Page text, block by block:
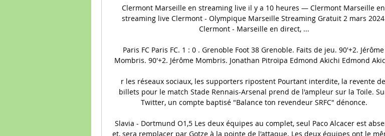
Clermont Marseille en streaming live il y a 10 heures — Clermont Marseille en streaming live Clermont - Olympique Marseille Streaming Gratuit 2 mars 2024 Clermont - Marseille en direct, ...

Paris FC Paris FC. 1 : 0 . Grenoble Foot 38 Grenoble. Faits de jeu. 90'+2. Jérôme Mombris. 90'+2. Jérôme Mombris. Jonathan Pitroïpa Edmond Akichi Edmond Akichi.

r les réseaux sociaux, les supporters ripostent Pourtant interdite, la revente de billets pour le match Stade Rennais-Arsenal prend de l'ampleur sur la Toile. Sur Twitter, un compte baptisé "Balance ton revendeur SRFC" dénonce.

Slavia - Dortmund O1,5 Les deux équipes au complet, seul Paco Alcacer est absent et, sera remplacer par Gotze à la pointe de l'attaque. Les deux équipes ont le même profil de jeu, et devront bonifier leurs matchs nuls honorables, respectivement 1-1 à l'Inter et, 0-0 face au Barça, avant les doubles confrontations face au Barça pour le Slavia Prague et, face à l'Inter pour le Borussia.

Botte moto enfant cross alpinestar - la meilleure sélection de sites marchands du Web. Comparez les produits et faîtes votre choix facilement avec Webmarchand ! - Publicité

Suivez l'équipe de Chambray Touraine Handball - Féminines sur Direct Score ! Retrouvez les résultats et calendriers de ses équipes pour toute la saison.

De retour en Alsace un an après son dernier passage pour assister à la réception du Havre par le Racing, le chroniqueur Pierre Ménès s'est livré sur son amour du Racing, de Strasbourg et la.

Philippines - St. Benilde Blazers Students - Résultats et calendriers - Soccerway. Bahasa - Indonesia; Chinese (simplified) Deutsch; English - Australia; English - Canada; English - Ghana; English - International; English - Ireland; English - Kenya; English - Malaysia; English - Nigeria; English - Nordics;

Bienvenue sur Savoie en scènes !. A partir de 5 ans Ce spectacle représente la sensation d'écartèlement entre le naturel et l’humain, entre destruction et construction, fascination et dégoût. Ça parle de cycles, de tourner en rond, d'évolution, de la mer et de la terre, des équilibres précairs, et …

Commissariat à l'Énergie Atomique et aux Énergies Alternatives Acteur majeur de la recherche, du développement et de l'innovation, le CEA intervient dans quatre grands domaines : énergies bas carbone, défense et sécurité, technologies pour l’information …

République du Congo. 1. Taille de l'effectif: 30 . Âge moyen: 25,2 . Joueurs évoluant à l’étranger: 21 70,0 %. Confédération: CAF. Classement FIFA: Classement 92 . Afrika Cup Quali . 19,03 mio. € Valeur totale + République du Congo République du Congo U23.

Clermont - Marseille : sur quelle chaîne et à quelle heure il y a 13 heures — Diffusion Clermont - Marseille : sur quelle chaîne TV voir le match en direct ? Streaming · Télévision · Shopping · Shopping Football. gauche

le fenerbahÇe encore battu, youssoupha fall Énorme au rebond, le cska moscou perd clyburn Crédit photo : EuroLeague Youssoupha Fall a signé son match référence en EuroLeague vendredi soir lors de la victoire de Vitoria contre l'Olympiakos.

Clermont - OM : Sur quelle chaîne regarder le match en direct il y a 1 heure — Ce samedi soir, Clermont tentera de quitter la dernière place de la Ligue 1 face à une formation de l'OM qui va mieux, ...

De Clermont, en ne réduisant la distance que d'un tiers, ce n'est plus qu'une formalité. Plus généralement, j'ai gagné 15 000 kilomètres de voiture chaque année. En ne calculant que le temps passé, ça équivaut à un mois de temps de travail (théorique !) que je ne gaspille plus derrière mon volant.

Taro Daniel – Jo-Wilfried Tsonga. Rafael Nadal a dû déclarer forfait pour Brisbane en raison d’une blessure à la cuisse gauche (décidément, c’est un début de saison compliqué pour l’Espagnol).

Olympique Marseille vs Clermont stream and TV listings Olympique Marseille - Clermont - février 20, 2022 - Streaming en direct et Programmes Télé, Résultats en direct, Infos et Vidéos :: Live Soccer TV.

Clermont (CF63) / Marseille (OM) (TV/Streaming) Sur quelles il y a 1 jour — Cette affiche est à suivre également en direct sur la chaîne DAZN via l'application DAZN disponible sur les TV connectées comme Amazon Fire ...

Pronostics gagnants par StephPronos est un site dédié à tous les amateurs et passionnés de paris sportifs et de football. Je vous fais part de mes analyses et pronostics sur différents matchs de football, qu'il s'agisse de la ligue 1, ligue 2, championnats d'Espagne, Angleterre, Allemagne ou Italie.

Plus de 11 000 offres d’emploi en intérim, travail temporaire, cdi, cdd sont disponibles sur Manpower.fr et l’application mobile. Besoin de recruter rapidement ? 1 million de …

Avec 1 but marqué lors de chacune des deux parties de la rencontre, le club du président Franck Happi a maîtrisé son sujet de bout en bout. Un peu comme Yong Sport qui tourne la page de la défaite concédée contre Apejes de Mfou (1-0), grâce à son succès 2-0 contre Feutcheu FC. Résultats complets de la 4 e journée Elite One

Au Chambéry Savoie Mont Blanc Handball, Alex Costoya est prêt pour la reprise de la Starligue . Mardi 5 novembre 2019 à 17:32 - Par Christophe Van Veen, France Bleu Pays de Savoie. A quelques.

Les meilleures promos de Billets de Train SNCF et TGV pour votre voyage Dijon-Lens . Voyagez différent, voyagez en train. Découvrez nos meilleurs tarifs de train SNCF: voyages en TGV, grande vitesse, Thalis, Eurostar et longue distance.

Fil de discussion: emoticon sochaux qui l'a demandé!!!!! (Lu 6546 fois) 0 Membres et 1 Invité sur ce fil de discussion. agentcarotte. Artisan Pizzaiolo Opinion des membres 4 Hors ligne Sexe:.

Football | Clermont - Marseille : Chaîne, streaming, où voir il y a 16 heures — Football | Clermont – Marseille : Chaîne, streaming, où voir le match Clermont / OM et à quelle heure ? TV – Football : DAZN diffusera deux ...

La lente dégringolade de l’Olympique de Marseille, 10e de Ligue 1, se poursuivra-t-elle dans le silence glacial d’un deuxième match à huis clos cette saison, ce mardi contre Bordeaux (19h) ?

Dans les environs de la rue rue Eli Manel Fall nous avons trouvé 114 résultats pour la catégorie Technologie & TV. Les 30 résultats les plus proches de la rue somment.

RAPH FOOTBALL ... tv, ligue 1 2024, ligue 1 aujourd'hui, ligue 1 live stream, Rejoignez cette chaîne pour ⚪CLERMONT - MARSEILLE LIVE /  ALLEZ L'OM /  REMONTADA OLYMPIENNE ?

Eliteserien Kvinner - Suivez en live la rencontre de Handball opposant Molde HK Elite (F) et Gjerpen HK Skien (F). Ce match se déroule le 10 novembre 2018 et débute à 18:00. Eurosport propose pour cette rencontre un suivi en direct permettant de connaître l'évolution du score et les actions

Trouvez rapidement des vols pas chers pour l'itinéraire Cameroun – Nigeria avec Vol Direct. Si vous organisez un voyage et que l'une de vos priorités est d'économiser en réservant des vols pas chers, Vol Direct vous aide en vous montrant les prix des billets et en les ordonnant selon vos préférences.

Faire du camping en Italie est une fête. D'abord et bien évidemment vous y jouirez d’ un climat fantastique. La partie méridionale de l'Italie est connue dans le monde entier comme "Il Mezzogiorno" le pays du soleil du midi. En outre, chaque camping en Italie est différent à cause de la grande diversité des paysages. Les villes toscanes.

Explications: LIVESCORE.in fournit un service de résultats en direct pour France et d'autres compétitions majeures de hockey. Restez informé de tous les derniers résultats de hockey en France en utilisant le service de résultats en direct de LIVESCORE.in et suivez le score actuel, les noms des buteurs, les résultats après chaque période.

Les informations ci-dessus vous permet de consulter les données (commentaires, buts, scores) du match Molde / Tromsø. Vous pouvez intérargir sur ce match de football en déposant vos propres commentaires. Le coup d'envoi de ce match de foot entre Molde FK et Tromsø IL sera donné à 15h30 (13 mars 2016).

OM En Direct Streaming Gratuit Ligue 1 TV 03 mars 2024 il y a 39 minutes — On vous dit tout sur cette affiche de Ligue 1 Uber Eats, notamment sur quelle chaîne et à quelle heure voir Clermont - Marseille en direct ce ...

CEntre de Recherche et de Formation en Eco-éthologie (CERFE) Diffusion; Le site se développe... patience, cette page sera bientôt disponible.

Expatriation: Les galères à affronter quand vous décidez de revenir vivre en France Voyage voyage Pas facile de comprendre toutes les subtilités de la France quand on a vécu longtemps à l.

LePoint.fr - 11 octobre 2019 à 13:56 Diffusé sur TF1 juste après Islande-France, un documentaire, réalisé par Nagui, tente de percer la vie de l'homme le plus important du football français.

Clermont OM en streaming Streaming, compos, chaine de diffus il y a 11 heures — Clermont OM en streaming Streaming, compos, chaine de diffusion : tout sur Clermont 2 mars 2024 Libre 17 déc.

En plein air ou indoor, trouvez l’activité sportive à votre goût et découvrez les clubs locaux et sports insolites de Bordeaux et son agglomération.

Clermont – OM : à quelle heure et sur quelle chaîne suivre il y a 12 heures — La vingt-quatrième journée de Ligue 1 Uber Eats réunit Clermont et Marseille. Lanterne rouge, l'équipe de Clermont Foot n'a pas d'autre ...

Carolina M. Alves vs. Martina Caregaro - Santa Margherita Di Pula - comparaison. MATCH. Carolina M. Alves: Martina Caregaro: STATISTIQUES DU MATCH. Carolina M. Alves. 0 : 2 . Martina Caregaro. Brazil 23.04.96, 23 ans 358 131 74575 $ Pays Date de naissance Taille Poids Début pro Jeu Position dans le classement Points Primes.

Clermont – OM : Sur quelle chaîne ou streaming et à il y a 4 heures — En France, la rencontre sera diffusée en direct, ce samedi soir à partir de 21h sur la chaîne Canal + Sport 360. Le match sera également diffusé ...

OM-Clermont : streaming, chaîne TV et compos - Football 365 17 déc. 2023 — Ce match entre l'Olympique de Marseille et Clermont comptant pour la 16e journée de Ligue 1 sera